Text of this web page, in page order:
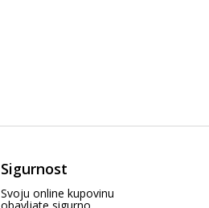
Sigurnost
Svoju online kupovinu